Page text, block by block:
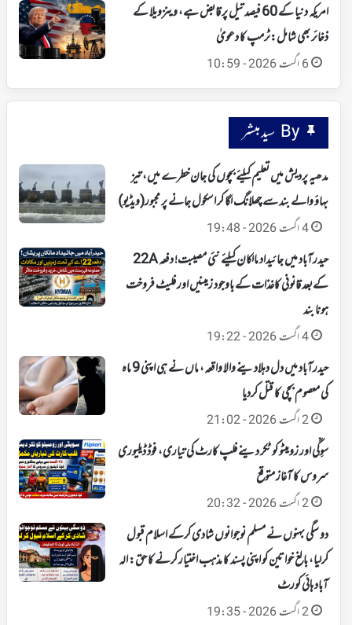
امریکہ دنیا کے 60 فیصد تیل پر قابض ہے، وینزویلا کے
ذخائر بھی شامل:ٹرمپ کا دعویٰ
6 اگست 2026 - 10:59
By سید مبشر
مدھیہ پردیش میں تعلیم کیلئے بچوں کی جان خطرے میں، تیز
بہاؤ والے بند سے چھلانگ لگا کر اسکول جانے پر مجبور(ویڈیو)
4 اگست 2026 - 19:48
حیدرآباد میں جائیداد مالکان کیلئے نئی مصیبت! دفعہ 22A
کےبعد قانونی کاغذات کے باوجود زمینیں اور فلیٹ فروخت
ہونا بند
4 اگست 2026 - 19:22
حیدرآباد میں دل دہلادینے والا واقعہ، ماں نے ہی اپنی 9 ماہ
کی معصوم بچی کا قتل کردیا
2 اگست 2026 - 21:02
سوِگّی اور زومیٹو کو ٹکر دینے فلپ کارٹ کی تیاری، فوڈ ڈیلیوری
سروس کا آغاز متوقع
2 اگست 2026 - 20:32
دو سگی بہنوں نے مسلم نوجوانوں شادی کرکے اسلام قبول
کرلیا، بالغ خواتین کو اپنی پسند کا مذہب اختیار کرنے کا حق: الہ
آباد ہائی کورٹ
2 اگست 2026 - 19:35